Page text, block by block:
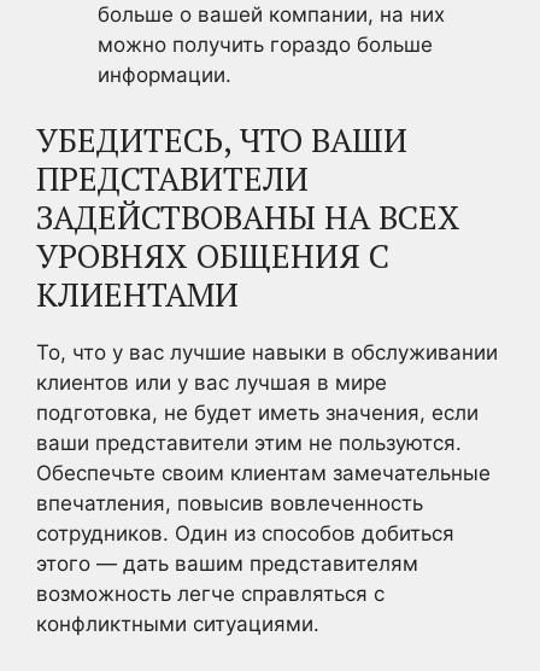
больше о вашей компании, на них
можно получить гораздо больше
информации.
УБЕДИТЕСЬ, ЧТО ВАШИ
ПРЕДСТАВИТЕЛИ
ЗАДЕЙСТВОВАНЫ НА ВСЕХ
УРОВНЯХ ОБЩЕНИЯ С
КЛИЕНТАМИ
То, что у вас лучшие навыки в обслуживании
клиентов или у вас лучшая в мире
подготовка, не будет иметь значения, если
ваши представители этим не пользуются.
Обеспечьте своим клиентам замечательные
впечатления, повысив вовлеченность
сотрудников. Один из способов добиться
этого — дать вашим представителям
возможность легче справляться с
конфликтными ситуациями.